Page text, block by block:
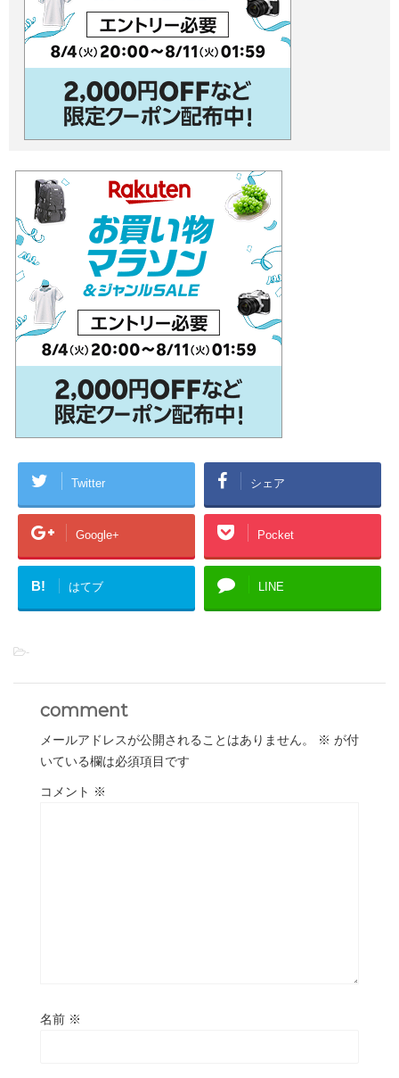
Twitter シェア
Google+ Pocket
B! はてブ LINE
-
comment
メールアドレスが公開されることはありません。 ※ が付
いている欄は必須項目です
コメント ※
名前 ※